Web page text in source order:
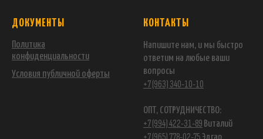
ДОКУМЕНТЫ
Политика
конфиденциальности
Условия публичной оферты
КОНТАКТЫ
Напишите нам, и мы быстро
ответим на любые ваши
вопросы
+7 (963) 340-10-10
ОПТ, СОТРУДНИЧЕСТВО:
+7 (994) 422-31-89 Виталий